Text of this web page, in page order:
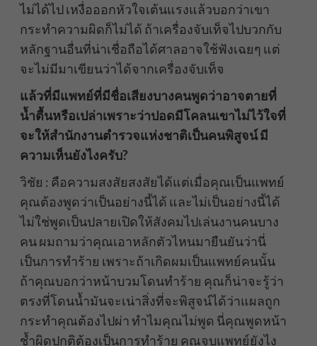
ไม่ได้ไป เหงื่อออกหัวใจเต้นแรงแล้วบอกว่าเขา
กระทำความผิดก็ไม่ได้ ถ้าเครื่องจับเท็จไปบวกกับ
หลักฐานอื่นที่น่าเชื่อถือได้ศาลอาจใช้ฟังเฉยๆ แต่
จะไม่มีมาเขียนว่าได้จากเครื่องจับเท็จ
แล้วที่มีแพทย์ที่มีชื่อเสียงบางคนพูดว่าอาจตายที่
น้ำตื้นหรือเปล่าเพราะว่าปอดมีโคลนเขาไม่ไว้ใจที่
จะให้สำนักงานตำรวจแห่งชาติเป็นคนพิสูจน์ มี
ความเห็นยังไงครับ?
วิชัย : คือความสงสัยสงสัยได้แต่เมื่อคุณเป็นแพทย์
คุณต้องพูดว่าเป็นอย่างนี้ได้ และไม่เป็นอย่างนี้ได้
ไม่ใช่พูดเป็นปลายเปิดให้สังคมไปเล่นงานคนบาง
คน ผมถามว่าคุณเอาหลักตัวไหนมายืนยันว่านี่
เป็นการทำร้าย เพราะถ้าเกิดผมเป็นแพทย์คนนั้น
ถ้าคุณบอกว่าหน้าบวมโดนทำร้าย คุณก็น่าจะรู้ว่า
ตรงที่โดนน้ำมันจะเน่าสิ่งที่จะพิสูจน์ได้ว่าแผลถูก
กระทำคุณต้องไปผ่า ทำไมคุณไม่พูด นี่คุณพูดหน้า
ช้ำผิดปกติต้องเป็นการทำร้าย คุณจบแพทย์ยังไง